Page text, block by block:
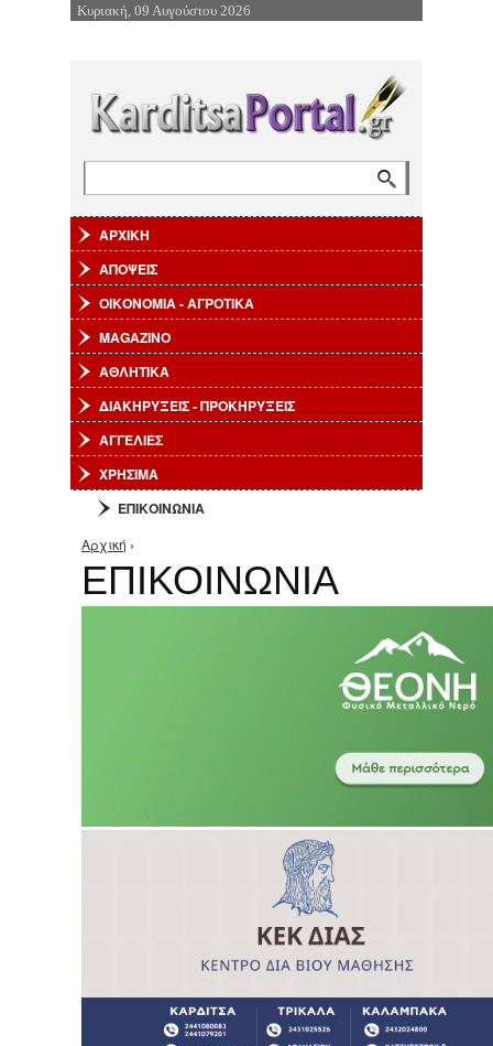
Επιστροφή στην Πλοήγηση
Κυριακή, 09 Αυγούστου 2026
ΑΡΧΙΚΗ
ΑΠΟΨΕΙΣ
ΟΙΚΟΝΟΜΙΑ - ΑΓΡΟΤΙΚΑ
MAGAZINO
ΑΘΛΗΤΙΚΑ
ΔΙΑΚΗΡΥΞΕΙΣ - ΠΡΟΚΗΡΥΞΕΙΣ
ΑΓΓΕΛΙΕΣ
ΧΡΗΣΙΜΑ
ΕΠΙΚΟΙΝΩΝΙΑ
Είστε εδώ
Αρχική ›
ΕΠΙΚΟΙΝΩΝΙΑ